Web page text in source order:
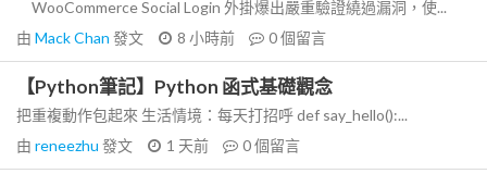
WooCommerce Social Login 外掛爆出嚴重驗證繞過漏洞，使...
由 Mack Chan 發文 8 小時前 0個留言
【Python筆記】Python 函式基礎觀念
把重複動作包起來 生活情境：每天打招呼 def say_hello():...
由 reneezhu 發文 1 天前 0個留言